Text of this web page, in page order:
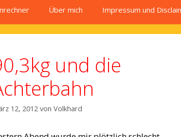
Über mich Impressum und
und die
12, 2012 von Volkhard